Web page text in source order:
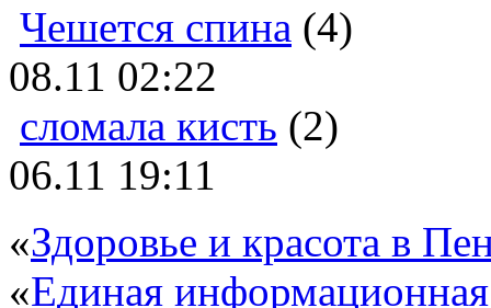
Чешется спина (4)
08.11 02:22
сломала кисть (2)
06.11 19:11
«Здоровье и красота в
«Единая